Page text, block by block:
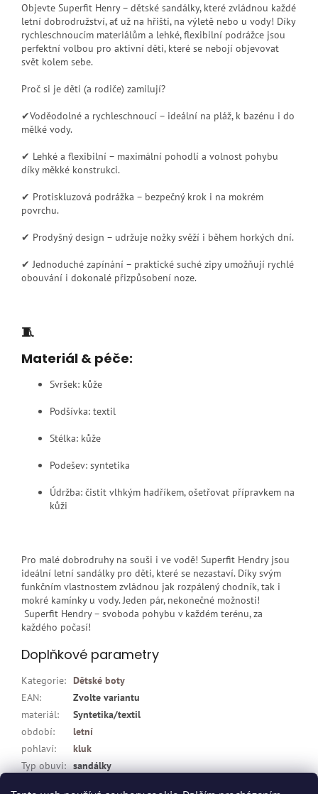
Objevte Superfit Henry – dětské sandálky, které zvládnou každé
letní dobrodružství, ať už na hřišti, na výletě nebo u vody! Díky
rychleschnoucím materiálům a lehké, flexibilní podrážce jsou
perfektní volbou pro aktivní děti, které se nebojí objevovat
svět kolem sebe.
Proč si je děti (a rodiče) zamilují?
✔Voděodolné a rychleschnoucí – ideální na pláž, k bazénu i do
mělké vody.
✔ Lehké a flexibilní – maximální pohodlí a volnost pohybu
díky měkké konstrukci.
✔ Protiskluzová podrážka – bezpečný krok i na mokrém
povrchu.
✔ Prodyšný design – udržuje nožky svěží i během horkých dní.
✔ Jednoduché zapínání – praktické suché zipy umožňují rychlé
obouvání i dokonalé přizpůsobení noze.
🧵
Materiál & péče:
Svršek: kůže
Podšívka: textil
Stélka: kůže
Podešev: syntetika
Údržba: čistit vlhkým hadříkem, ošetřovat přípravkem na
kůži
Pro malé dobrodruhy na souši i ve vodě! Superfit Hendry jsou
ideální letní sandálky pro děti, které se nezastaví. Díky svým
funkčním vlastnostem zvládnou jak rozpálený chodník, tak i
mokré kamínky u vody. Jeden pár, nekonečné možnosti!
Superfit Hendry – svoboda pohybu v každém terénu, za
každého počasí!
Doplňkové parametry
Kategorie: Dětské boty
EAN:
Zvolte variantu
materiál:
Syntetika/textil
období:
letní
pohlaví:
kluk
Typ obuvi: sandálky